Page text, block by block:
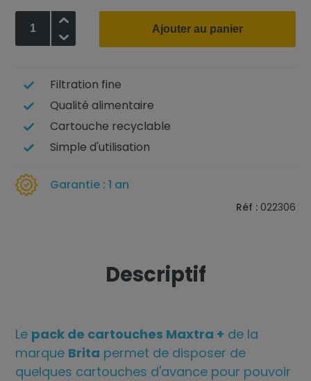
Ajouter au panier
Filtration fine
Qualité alimentaire
Cartouche recyclable
Simple d'utilisation
Garantie : 1 an
Réf : 022306
Descriptif
Le pack de cartouches Maxtra + de la
marque Brita permet de disposer de
quelques cartouches d'avance pour pouvoir